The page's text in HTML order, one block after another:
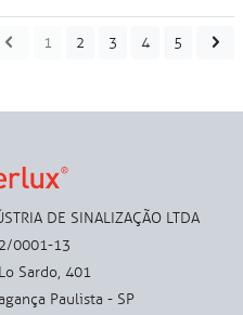
1 2 3 4 5
DE SINALIZAÇÃO LTDA
0001-13
Sardo, 401
Paulista - SP